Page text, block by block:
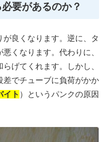
要があるのか？
良くなります。逆に、タ
くなります。代わりに、
げてくれます。しかし、
差でチューブに負荷がかか
イト ）というパンクの原因